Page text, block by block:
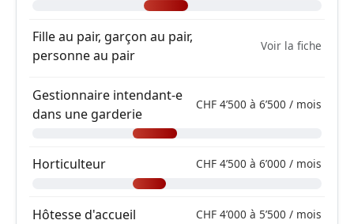
Fille au pair, garçon au pair,
personne au pair
Voir la fiche
Gestionnaire intendant-e
dans une garderie
CHF 4’500 à 6’500 / mois
Horticulteur CHF 4’500 à 6’000 / mois
Hôtesse d'accueil CHF 4’000 à 5’500 / mois